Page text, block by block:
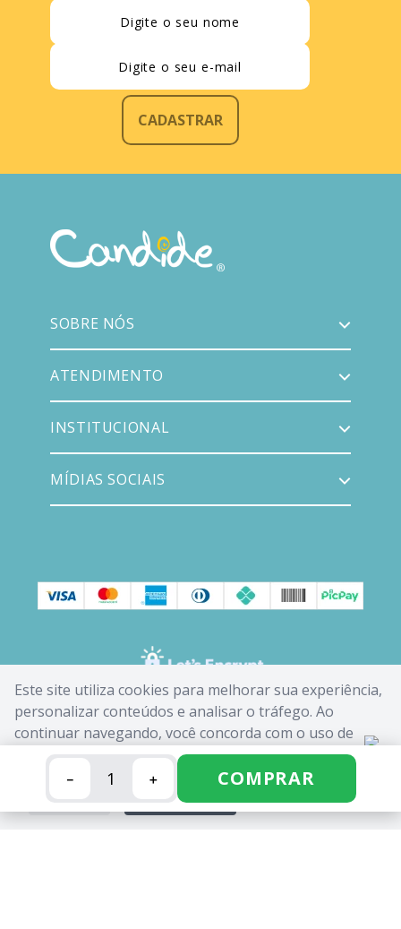
Este site utiliza cookies para melhorar sua experiência,
personalizar conteúdos e analisar o tráfego. Ao
continuar navegando, você concorda com o uso de
cookies. Saiba mais em nossaPolítica de Cookies.
ACEITAR
＋
－ COMPRAR
CADASTRAR
SOBRE NÓS
ATENDIMENTO
INSTITUCIONAL
MÍDIAS SOCIAIS